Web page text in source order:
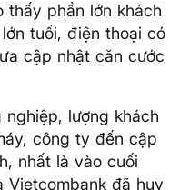
thấy phần lớn khách
tuổi, điện thoại có
cập nhật căn cước
lượng khách
công ty đến cập
nhất là vào cuối
Vietcombank đã huy